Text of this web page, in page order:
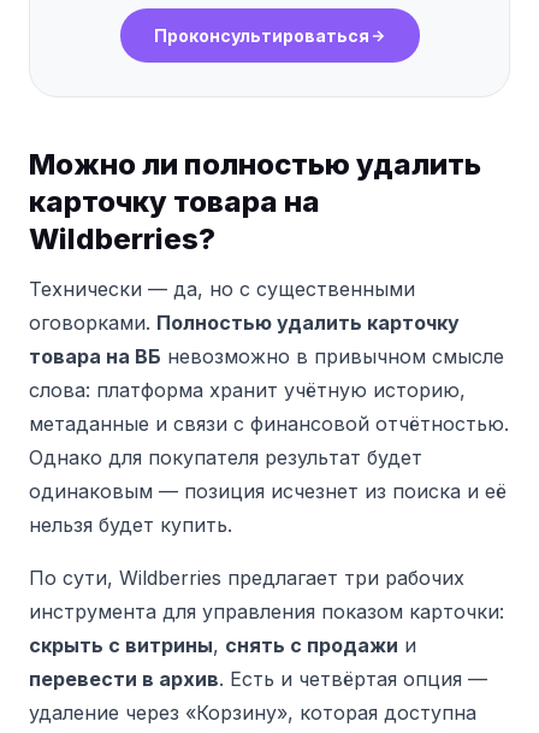
Проконсультироваться
Можно ли полностью удалить
карточку товара на
Wildberries?
Технически — да, но с существенными
оговорками. Полностью удалить карточку
товара на ВБ невозможно в привычном смысле
слова: платформа хранит учётную историю,
метаданные и связи с финансовой отчётностью.
Однако для покупателя результат будет
одинаковым — позиция исчезнет из поиска и её
нельзя будет купить.
По сути, Wildberries предлагает три рабочих
инструмента для управления показом карточки:
скрыть с витрины, снять с продажи и
перевести в архив. Есть и четвёртая опция —
удаление через «Корзину», которая доступна